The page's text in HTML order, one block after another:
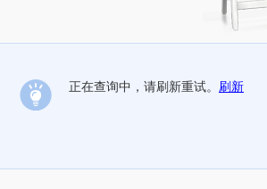
正在查询中，请刷新重试。 刷新